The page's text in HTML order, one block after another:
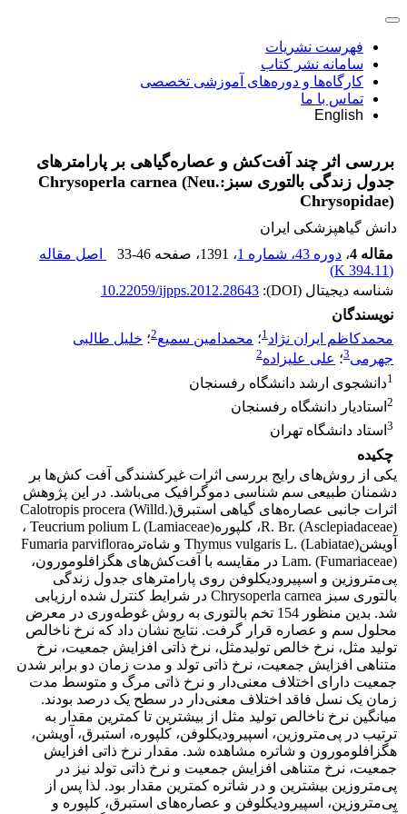
فهرست نشریات
سامانه نشر کتاب
کارگاه‌ها و دوره‌های آموزشی تخصصی
تماس با ما
English
بررسی اثر چند آفت‌کش و عصاره‌گیاهی بر پارامترهای
جدول زندگی بالتوری سبزChrysoperla carnea (Neu.:
Chrysopidae)
دانش گیاهپزشکی ایران
مقاله 4
، دوره 43، شماره 1 ، 1391 ، صفحه 33-46
اصل مقاله
(
394.11 K
)
شناسه دیجیتال (DOI):
10.22059/ijpps.2012.28643
نویسندگان
محمدکاظم ایران نژاد1؛ محمدامین سمیع2؛ خلیل طالبی
جهرمی3؛ علی علیزاده2
1دانشجوی ارشد دانشگاه رفسنجان
2 استادیار دانشگاه رفسنجان
3 استاد دانشگاه تهران
چکیده
یکی از روش‌های رایج بررسی اثرات غیرکشندگی آفت کش‌ها بر
دشمنان طبیعی سم شناسی دموگرافیک می‌باشد. در این پژوهش
اثرات جانبی عصاره‌های گیاهی استبرقCalotropis procera (Willd.)
R. Br. (Asclepiadaceae)، کلپورهTeucrium polium L (Lamiaceae) ،
آویشنThymus vulgaris L. (Labiatae) و شاه‌ترهFumaria parviflora
Lam. (Fumariaceae) در مقایسه با آفت‌کش‌های هگزافلومورون،
پی‌متروزین و اسپیرودیکلوفن روی پارامترهای جدول زندگی
بالتوری سبز Chrysoperla carnea در شرایط کنترل شده ارزیابی
شد. بدین منظور 154 تخم بالتوری به روش غوطه‌وری در معرض
محلول سم و عصاره قرار گرفت. نتایج نشان داد که نرخ ناخالص
تولید مثل، نرخ خالص تولیدمثل، نرخ ذاتی افزایش جمعیت، نرخ
متناهی افزایش جمعیت، نرخ ذاتی تولد و مدت زمان دو برابر شدن
جمعیت دارای اختلاف معنی‌دار و نرخ ذاتی مرگ و متوسط مدت
زمان یک نسل فاقد اختلاف معنی‌دار در سطح یک درصد بودند.
میانگین نرخ ناخالص تولید مثل از بیشترین تا کمترین مقدار به
ترتیب در پی‌متروزین، اسپیرودیکلوفن، کلپوره، استبرق، آویشن،
هگزافلومورون و شاتره مشاهده شد. مقدار نرخ ذاتی افزایش
جمعیت، نرخ متناهی افزایش جمعیت و نرخ ذاتی تولد نیز در
پی‌متروزین بیشترین و در شاتره کمترین مقدار بود. لذا پس از
پی‌متروزین، اسپیرودیکلوفن و عصاره‌های استبرق، کلپوره و